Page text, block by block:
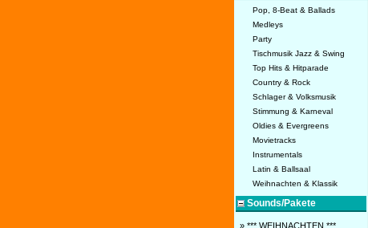
Pop, 8-Beat & Ballads
Medleys
Party
Tischmusik Jazz & Swing
Top Hits & Hitparade
Country & Rock
Schlager & Volksmusik
Stimmung & Karneval
Oldies & Evergreens
Movietracks
Instrumentals
Latin & Ballsaal
Weihnachten & Klassik
Sounds/Pakete
» *** WEIHNACHTEN ***